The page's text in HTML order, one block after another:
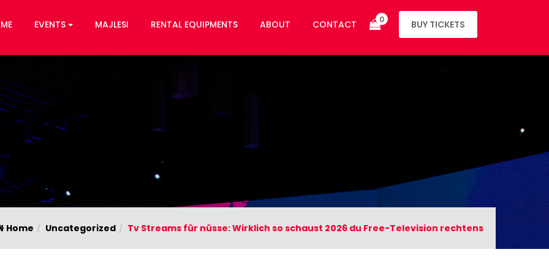
0 BUY TICKETS
EVENTS MAJLESI RENTAL EQUIPMENTS ABOUT CONTACT
Home Uncategorized Tv Streams für nüsse: Wirklich so schaust 2026 du Free-Television rechtens